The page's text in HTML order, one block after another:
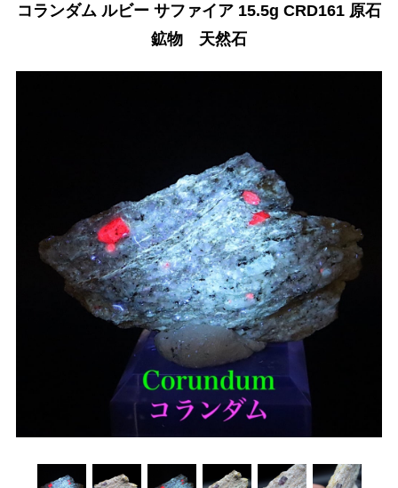
コランダム ルビー サファイア 15.5g CRD161 原石
鉱物 天然石